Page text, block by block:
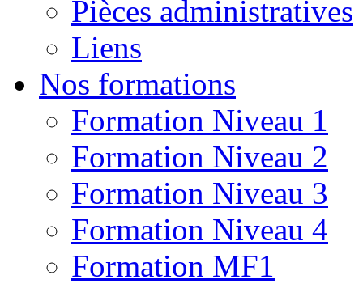
Pièces administratives
Liens
Nos formations
Formation Niveau 1
Formation Niveau 2
Formation Niveau 3
Formation Niveau 4
Formation MF1